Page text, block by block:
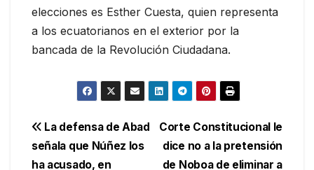
elecciones es Esther Cuesta, quien representa
a los ecuatorianos en el exterior por la
bancada de la Revolución Ciudadana.
Navegación
de
Corte Constitucional le
dice no a la pretensión
de Noboa de eliminar a
La defensa de Abad
señala que Núñez los
ha acusado, en